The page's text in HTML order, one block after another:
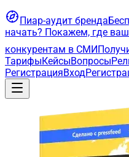
Пиар-аудит бренда
начать? Покажем, где
конкурентам в СМИ
ТарифыКейсыВопросы
РегистрацияВход